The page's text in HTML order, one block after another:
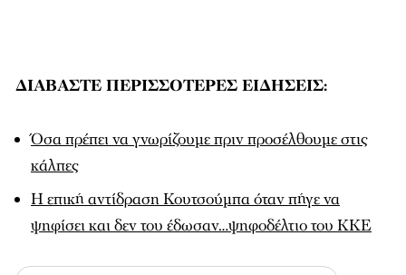
ΔΙΑΒΑΣΤΕ ΠΕΡΙΣΣΟΤΕΡΕΣ ΕΙΔΗΣΕΙΣ:
Όσα πρέπει να γνωρίζουμε πριν προσέλθουμε στις
κάλπες
Η επική αντίδραση Κουτσούμπα όταν πήγε να
ψηφίσει και δεν του έδωσαν…ψηφοδέλτιο του ΚΚΕ